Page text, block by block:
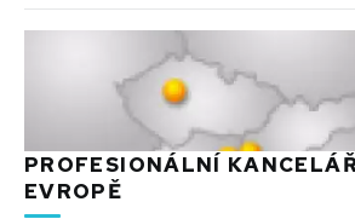
PROFESIONÁLNÍ
EVROPĚ